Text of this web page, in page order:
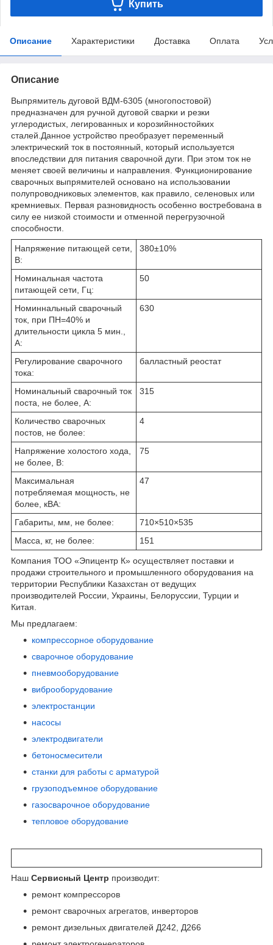
Купить
Описание Характеристики Доставка Оплата
Описание
Выпрямитель дуговой ВДМ-6305 (многопостовой)
предназначен для ручной дуговой сварки и резки
углеродистых, легированных и корозийнностойких
сталей. Данное устройство преобразует переменный
электрический ток в постоянный, который используется
впоследствии для питания сварочной дуги. При этом ток не
меняет своей величины и направления. Функционирование
сварочных выпрямителей основано на использовании
полупроводниковых элементов, как правило, селеновых или
кремниевых. Первая разновидность особенно востребована в
силу ее низкой стоимости и отменной перегрузочной
способности.
Напряжение питающей сети,
В:
380±10%
Номинальная частота
питающей сети, Гц:
50
Номиннальный сварочный
ток, при ПН=40% и
длительности цикла 5 мин.,
А:
630
Регулирование сварочного
тока:
балластный реостат
Номинальный сварочный ток
поста, не более, А:
315
Количество сварочных
постов, не более:
4
Напряжение холостого хода,
не более, В:
75
Максимальная
потребляемая мощность, не
более, кВА:
47
Габариты, мм, не более:
710×510×535
Масса, кг, не более:
151
Компания ТОО «Эпицентр К» осуществляет поставки и
продажи строительного и промышленного оборудования на
территории Республики Казахстан от ведущих
производителей России, Украины, Белоруссии, Турции и
Китая.
Мы предлагаем:
компрессорное оборудование
сварочное оборудование
пневмооборудование
виброоборудование
электростанции
насосы
электродвигатели
бетоносмесители
станки для работы с арматурой
грузоподъемное оборудование
газосварочное оборудование
тепловое оборудование
Наш Сервисный Центр производит:
ремонт компрессоров
ремонт сварочных агрегатов, инверторов
ремонт дизельных двигателей Д242, Д266